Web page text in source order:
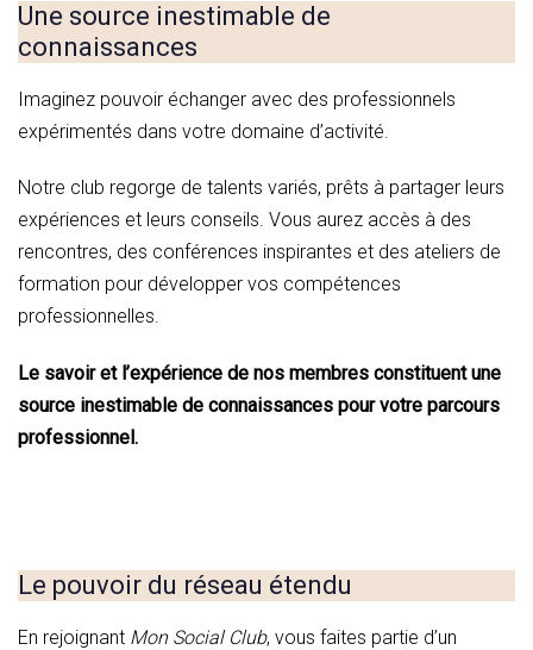
Une source inestimable de
connaissances
Imaginez pouvoir échanger avec des professionnels
expérimentés dans votre domaine d’activité.
Notre club regorge de talents variés, prêts à partager leurs
expériences et leurs conseils. Vous aurez accès à des
rencontres, des conférences inspirantes et des ateliers de
formation pour développer vos compétences
professionnelles.
Le savoir et l’expérience de nos membres constituent une
source inestimable de connaissances pour votre parcours
professionnel.
Le pouvoir du réseau étendu
En rejoignant Mon Social Club, vous faites partie d’un